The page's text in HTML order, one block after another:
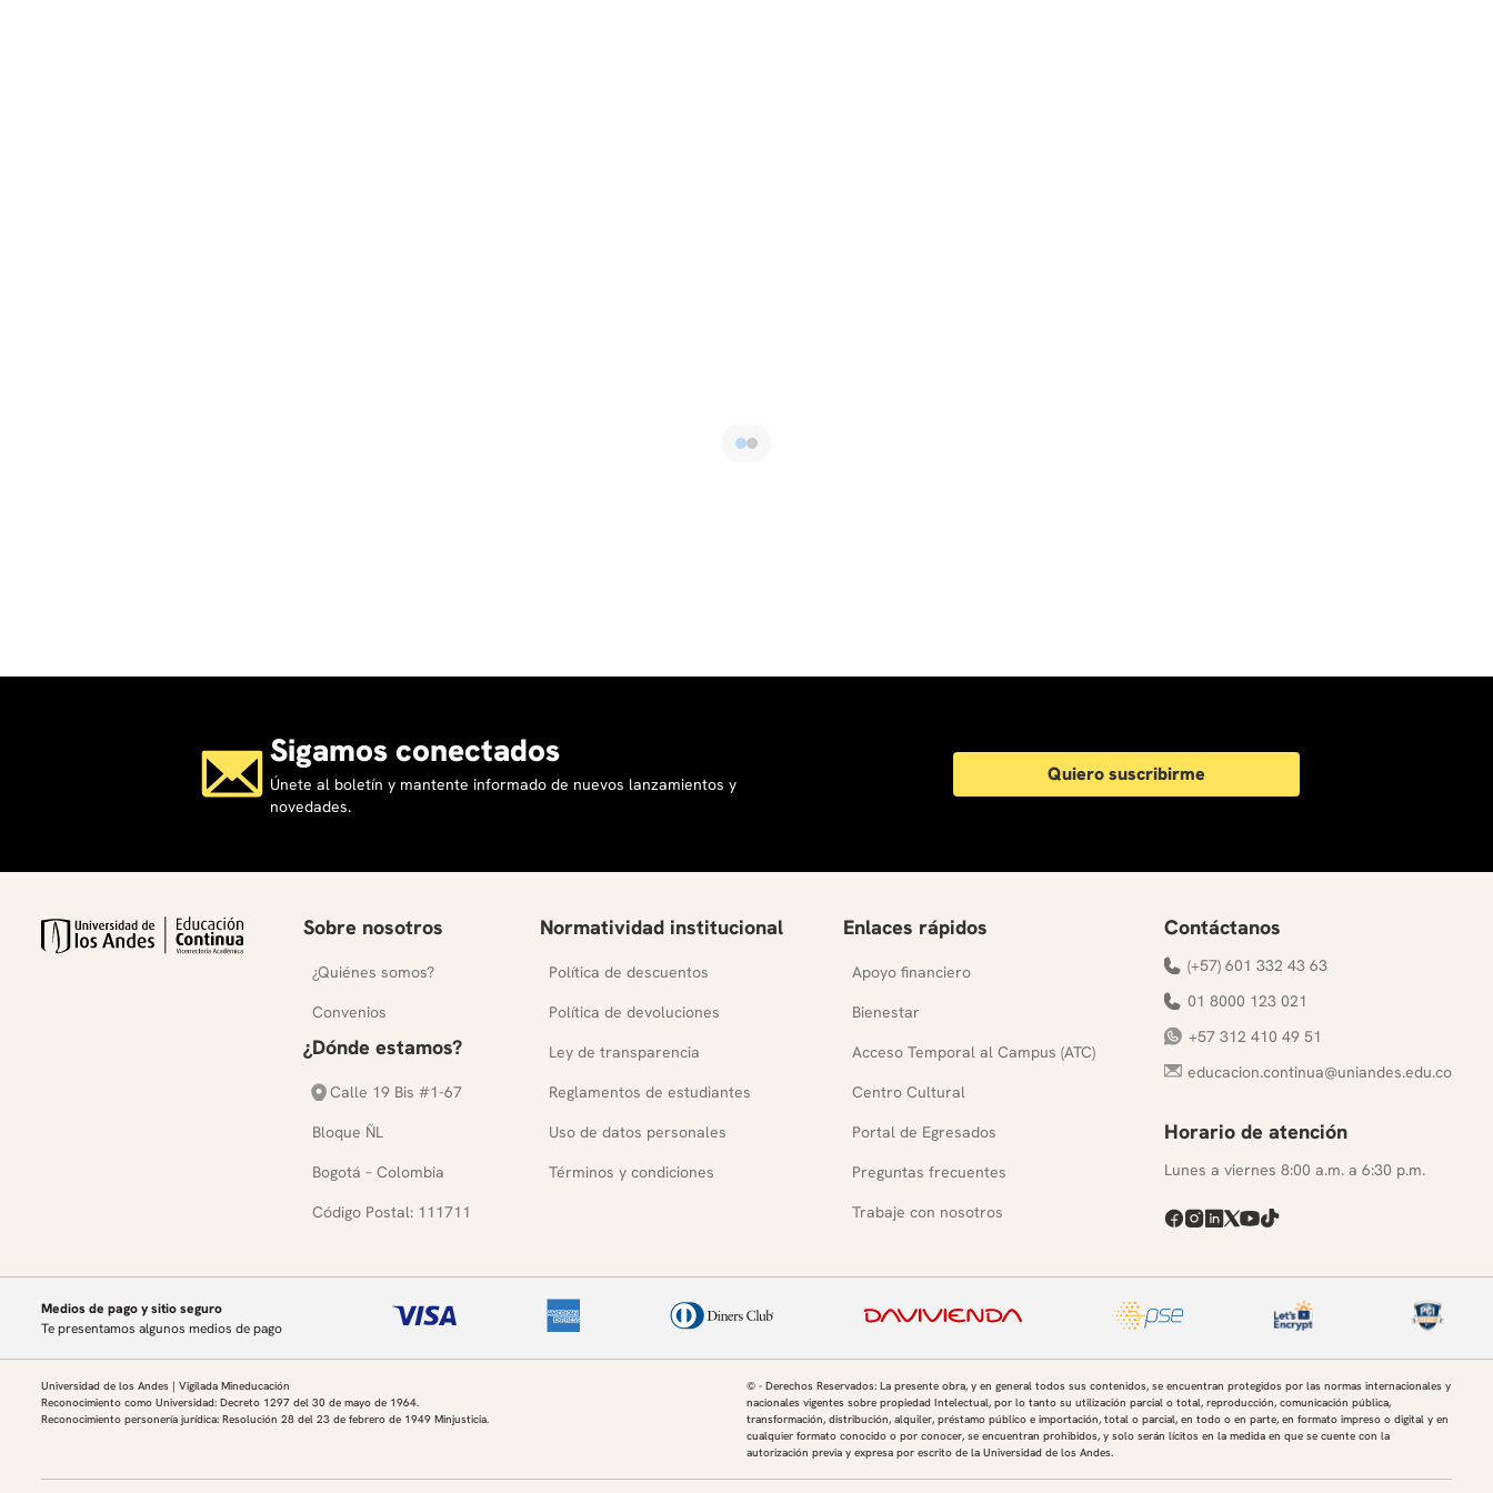
Sigamos conectados
Únete al boletín y mantente informado de nuevos lanzamientos y
novedades.
Quiero suscribirme
Sobre nosotros
¿Quiénes somos?
Convenios
¿Dónde estamos?
Calle 19 Bis #1-67
Bloque ÑL
Bogotá – Colombia
Código Postal: 111711
Normatividad institucional
Política de descuentos
Política de devoluciones
Ley de transparencia
Reglamentos de estudiantes
Uso de datos personales
Términos y condiciones
Enlaces rápidos
Apoyo financiero
Bienestar
Acceso Temporal al Campus (ATC)
Centro Cultural
Portal de Egresados
Preguntas frecuentes
Trabaje con nosotros
Contáctanos
(+57) 601 332 43 63
01 8000 123 021
+57 312 410 49 51
educacion.continua@uniandes.edu.co
Horario de atención
Lunes a viernes 8:00 a.m. a 6:30 p.m.
Medios de pago y sitio seguro
Te presentamos algunos medios de pago
Universidad de los Andes | Vigilada Mineducación
Reconocimiento como Universidad: Decreto 1297 del 30 de mayo de 1964.
Reconocimiento personería jurídica: Resolución 28 del 23 de febrero de 1949 Minjusticia.
© - Derechos Reservados: La presente obra, y en general todos sus contenidos, se encuentran protegidos por las normas internacionales y
nacionales vigentes sobre propiedad Intelectual, por lo tanto su utilización parcial o total, reproducción, comunicación pública,
transformación, distribución, alquiler, préstamo público e importación, total o parcial, en todo o en parte, en formato impreso o digital y en
cualquier formato conocido o por conocer, se encuentran prohibidos, y solo serán lícitos en la medida en que se cuente con la
autorización previa y expresa por escrito de la Universidad de los Andes.